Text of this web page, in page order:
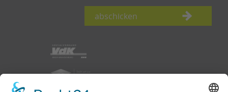
abschicken